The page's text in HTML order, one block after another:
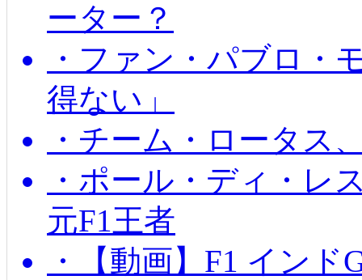
ーター？
・ファン・パブロ・
得ない」
・チーム・ロータス
・ポール・ディ・レ
元F1王者
・【動画】F1 イン